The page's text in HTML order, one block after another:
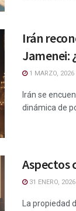
Irán
Jamenei:
1 MARZO, 2026
Irán se
dinámica de
Aspectos
31 ENERO, 2026
La propiedad